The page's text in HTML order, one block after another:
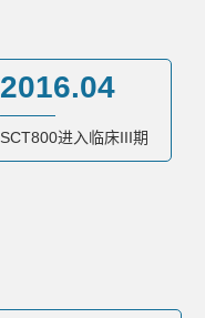
2016.04
SCT800进入临床III期